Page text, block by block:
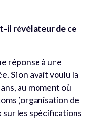
il révélateur de ce
réponse à une
Si on avait voulu la
au moment où
(organisation de
sur les spécifications